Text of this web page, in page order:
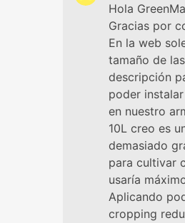
Hola
Gracias por
En la web
tamaño de
descripción
poder
en nuestro
10L creo es
demasiado
para cultivar
usaría
Aplicando
cropping